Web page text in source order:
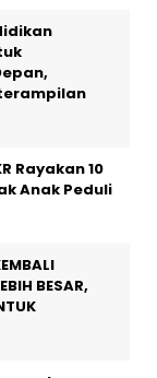
Rayakan 10
Anak Peduli
BESAR,